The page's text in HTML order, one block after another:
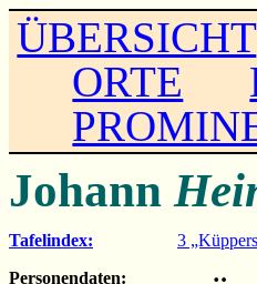
ÜBERSICHT
ORTE
Johann
Tafelindex: 3
Personendaten: